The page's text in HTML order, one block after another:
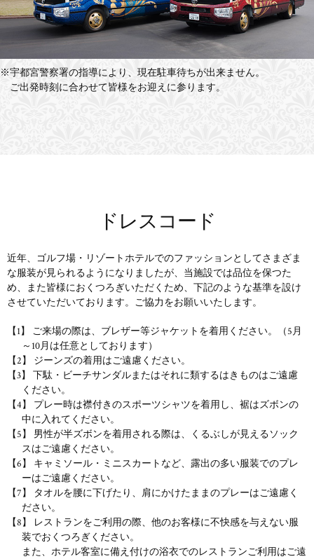
※宇都宮警察署の指導により、現在駐車待ちが出来ません。
ご出発時刻に合わせて皆様をお迎えに参ります。
ドレスコード
近年、ゴルフ場・リゾートホテルでのファッションとしてさまざま
な服装が見られるようになりましたが、当施設では品位を保つた
め、また皆様におくつろぎいただくため、下記のような基準を設け
させていただいております。ご協力をお願いいたします。
【1】 ご来場の際は、ブレザー等ジャケットを着用ください。（5月
～10月は任意としております）
【2】 ジーンズの着用はご遠慮ください。
【3】 下駄・ビーチサンダルまたはそれに類するはきものはご遠慮
ください。
【4】 プレー時は襟付きのスポーツシャツを着用し、裾はズボンの
中に入れてください。
【5】 男性が半ズボンを着用される際は、くるぶしが見えるソック
スはご遠慮ください。
【6】 キャミソール・ミニスカートなど、露出の多い服装でのプレ
ーはご遠慮ください。
【7】 タオルを腰に下げたり、肩にかけたままのプレーはご遠慮く
ださい。
【8】 レストランをご利用の際、他のお客様に不快感を与えない服
装でおくつろぎください。
また、ホテル客室に備え付けの浴衣でのレストランご利用はご遠